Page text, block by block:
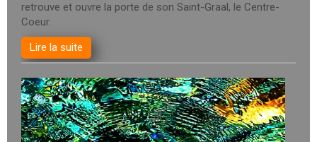
retrouve et ouvre la porte de son Saint-Graal, le Centre-
Coeur.
Lire la suite